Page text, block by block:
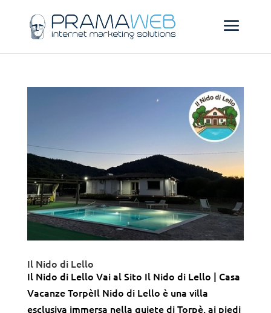
Il Nido di Lello
Il Nido di Lello Vai al Sito Il Nido di Lello | Casa
Vacanze TorpèIl Nido di Lello è una villa
esclusiva immersa nella quiete di Torpè, ai piedi